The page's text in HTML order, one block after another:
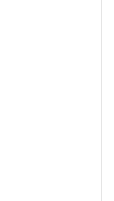
ม
ร
ร
- 17